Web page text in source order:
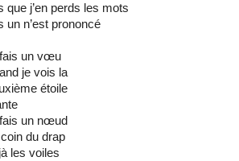
que j’en perds les mots
un n’est prononcé
un vœu
je vois la
étoile
un nœud
du drap
les voiles